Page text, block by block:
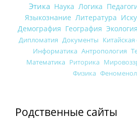
Этика Наука Логика
Языкознание Литература
Демография География Экология
Дипломатия Документы
Информатика Антропология
Математика Риторика
Физика
Родственные сайты